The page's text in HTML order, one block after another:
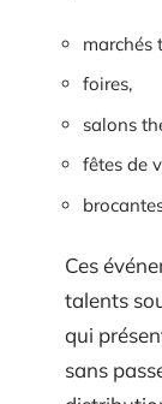
marchés
foires,
salons
fêtes de
Ces
talents
qui
sans